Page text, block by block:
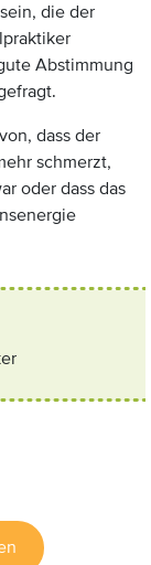
die der
Abstimmung
dass der
schmerzt,
oder dass das